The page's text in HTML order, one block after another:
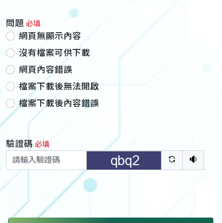
問題 必填
網頁無顯示內容
沒有檔案可供下載
網頁內容錯誤
檔案下載後無法開啟
檔案下載後內容錯誤
驗證碼 必填
驗證碼重新
聽語